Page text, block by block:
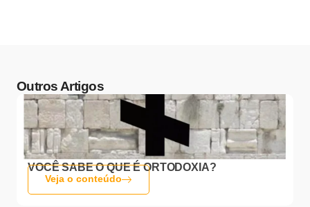
Outros Artigos
VOCÊ SABE O QUE É ORTODOXIA?
Veja o conteúdo